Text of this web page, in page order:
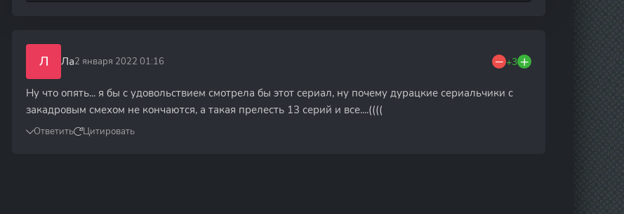
Л Ла2 января 2022 01:16 +3
Ну что опять... я бы с удовольствием смотрела бы этот сериал, ну почему дурацкие сериальчики с
закадровым смехом не кончаются, а такая прелесть 13 серий и все....((((
Ответить Цитировать